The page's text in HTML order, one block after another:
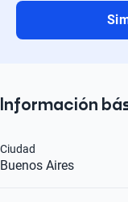
Información
Buenos Aires
Ciudad